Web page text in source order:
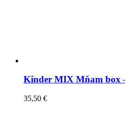
Kinder MIX Mňam box
35,50 €